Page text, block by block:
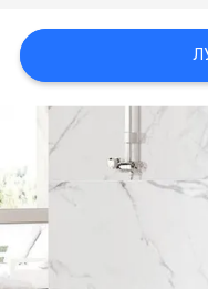
ПОЛИТИКА